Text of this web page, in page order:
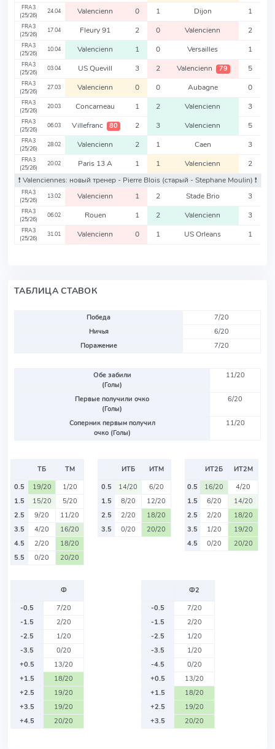
FRA3
(25/26)
24.04 Valencienn 0 1 Dijon 1
FRA3
(25/26)
17.04 Fleury 91 2 0 Valencienn 2
FRA3
(25/26)
10.04 Valencienn 1 0 Versailles 1
FRA3
(25/26)
03.04 US Quevill 3 2 Valencienn 79 5
FRA3
(25/26)
27.03 Valencienn 0 0 Aubagne 0
FRA3
(25/26)
20.03 Concarneau 1 2 Valencienn 3
FRA3
(25/26)
06.03 Villefranc 80 2 3 Valencienn 5
FRA3
(25/26)
28.02 Valencienn 2 1 Caen 3
FRA3
(25/26)
20.02 Paris 13 A 1 1 Valencienn
2
❗️ Valenciennes: новый тренер - Pierre Blois (старый - Stephane Moulin) ❗️
FRA3
(25/26)
13.02 Valencienn 1 2 Stade Brio 3
FRA3
(25/26)
06.02 Rouen 1 2 Valencienn 3
FRA3
(25/26)
31.01 Valencienn 0 1 US Orleans 1
ТАБЛИЦА СТАВОК
Победа
7/20
Ничья
6/20
Поражение
7/20
Обе забили
(Голы)
11/20
Первые получили очко
(Голы)
6/20
Соперник первым получил
очко (Голы)
11/20
ТБ
ТМ
0.5
19/20
1/20
1.5
15/20
5/20
2.5
9/20
11/20
3.5
4/20
16/20
4.5
2/20
18/20
5.5
0/20 20/20
ИТБ
ИТМ
0.5
14/20
6/20
1.5
8/20
12/20
2.5
2/20
18/20
3.5
0/20 20/20
ИТ2Б
ИТ2М
0.5
16/20
4/20
1.5
6/20
14/20
2.5
2/20
18/20
3.5
1/20
19/20
4.5
0/20 20/20
Ф
-0.5
7/20
-1.5
2/20
-2.5
1/20
-3.5
0/20
+0.5
13/20
+1.5
18/20
+2.5
19/20
+3.5
19/20
+4.5
20/20
Ф2
-0.5
7/20
-1.5
2/20
-2.5
1/20
-3.5
1/20
-4.5
0/20
+0.5
13/20
+1.5
18/20
+2.5
19/20
+3.5
20/20